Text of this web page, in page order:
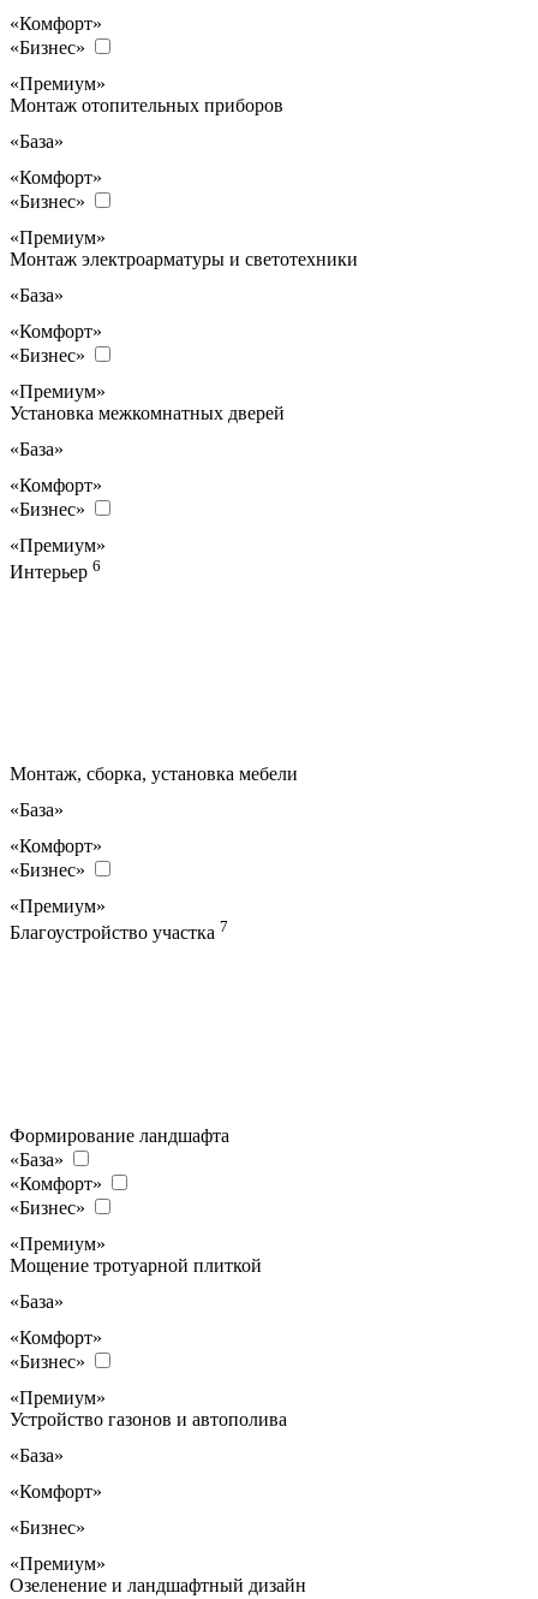
«Комфорт»
«Бизнес»
«Премиум»
Монтаж отопительных приборов
«База»
«Комфорт»
«Бизнес»
«Премиум»
Монтаж электроарматуры и светотехники
«База»
«Комфорт»
«Бизнес»
«Премиум»
Установка межкомнатных дверей
«База»
«Комфорт»
«Бизнес»
«Премиум»
Интерьер 6
Монтаж, сборка, установка мебели
«База»
«Комфорт»
«Бизнес»
«Премиум»
Благоустройство участка 7
Формирование ландшафта
«База»
«Комфорт»
«Бизнес»
«Премиум»
Мощение тротуарной плиткой
«База»
«Комфорт»
«Бизнес»
«Премиум»
Устройство газонов и автополива
«База»
«Комфорт»
«Бизнес»
«Премиум»
Озеленение и ландшафтный дизайн